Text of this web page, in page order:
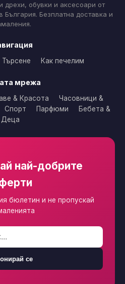
дрехи, обувки и аксесоари от
Безплатна доставка и
Търсене Как печелим
мрежа
& Красота
Часовници &
Спорт Парфюми
Бебета &
Деца
най-добрите
бюлетин и не пропускай
се